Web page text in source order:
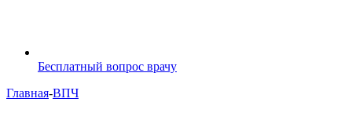
Бесплатный вопрос врачу
Главная-ВПЧ